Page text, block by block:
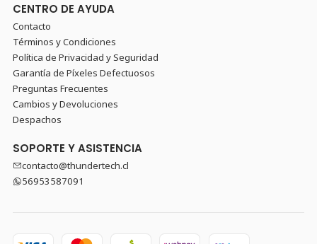
CENTRO DE AYUDA
Contacto
Términos y Condiciones
Política de Privacidad y Seguridad
Garantía de Píxeles Defectuosos
Preguntas Frecuentes
Cambios y Devoluciones
Despachos
SOPORTE Y ASISTENCIA
contacto@thundertech.cl
56953587091